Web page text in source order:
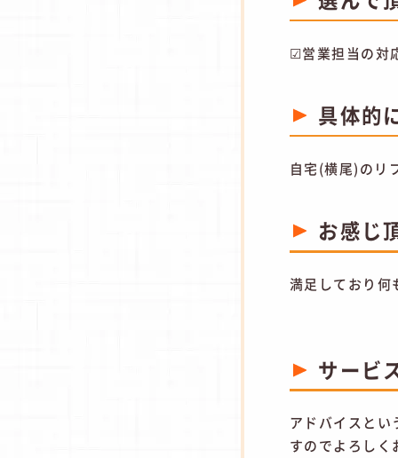
☑営業担当の対
具体的
自宅(横尾)のリ
お感じ
満足しており何
サービ
アドバイスと
すのでよろし